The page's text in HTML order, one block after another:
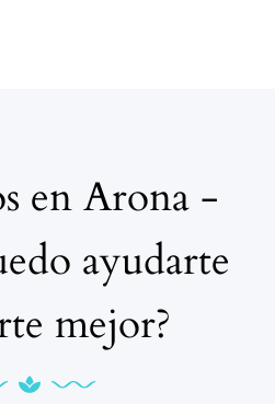
en Arona -
ayudarte
mejor?